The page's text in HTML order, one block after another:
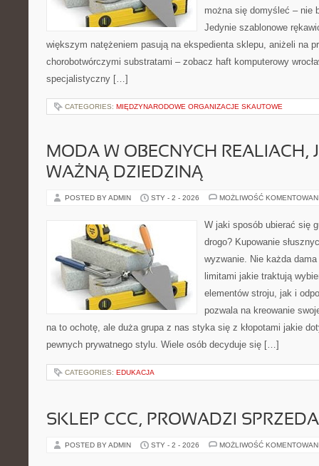
można się domyśleć – nie
Jedynie szablonowe
większym natężeniem pasują na ekspedienta sklepu, aniżeli na
chorobotwórczymi substratami – zobacz haft komputerowy
specjalistyczny […]
CATEGORIES: MIĘDZYNARODOWE ORGANIZACJE SKAUTOWE
MODA W OBECNYCH REALIACH,
WAŻNĄ DZIEDZINĄ
POSTED BY ADMIN STY - 2 - 2026 MOŻLIWOŚĆ
W jaki sposób ubierać się
drogo? Kupowanie
wyzwanie. Nie każda
limitami jakie traktują
elementów stroju, jak i
pozwala na kreowanie
na to ochotę, ale duża grupa z nas styka się z kłopotami jakie
pewnych prywatnego stylu. Wiele osób decyduje się […]
CATEGORIES: EDUKACJA
SKLEP CCC, PROWADZI
POSTED BY ADMIN STY - 2 - 2026 MOŻLIWOŚĆ